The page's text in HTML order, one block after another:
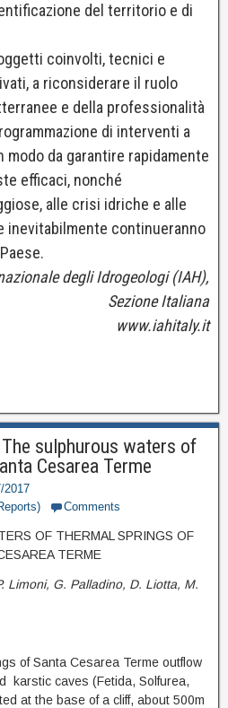
del territorio e di
coinvolti, tecnici e
a riconsiderare il ruolo
e della professionalità
di interventi a
modo da garantire rapidamente
efficaci, nonché
alle crisi idriche e alle
inevitabilmente continueranno
degli Idrogeologi (IAH),
Sezione Italiana
www.iahitaly.it
sulphurous waters of
Cesarea Terme
2017
Comments
OF THERMAL SPRINGS OF
TERME
Limoni, G. Palladino, D. Liotta, M.
of Santa Cesarea Terme outflow
karstic caves (Fetida, Solfurea,
at the base of a cliff, about 500m